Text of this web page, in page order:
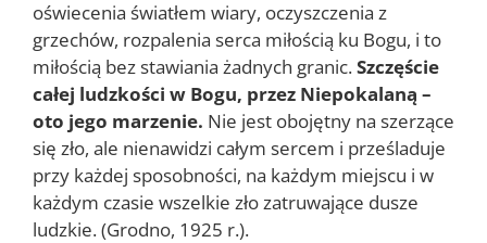
oświecenia światłem wiary, oczyszczenia z
grzechów, rozpalenia serca miłością ku Bogu, i to
miłością bez stawiania żadnych granic.Szczęście
całej ludzkości w Bogu, przez Niepokalaną –
oto jego marzenie. Nie jest obojętny na szerzące
się zło, ale nienawidzi całym sercem i prześladuje
przy każdej sposobności, na każdym miejscu i w
każdym czasie wszelkie zło zatruwające dusze
ludzkie. (Grodno, 1925 r.).